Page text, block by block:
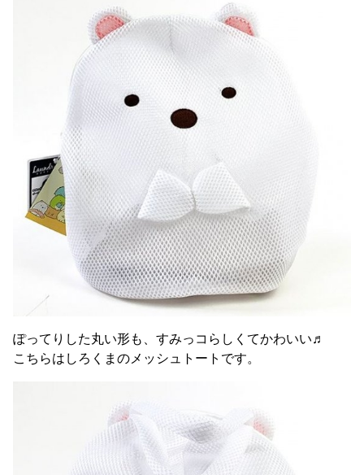
ぽってりした丸い形も、すみっコらしくてかわいい♬
こちらはしろくまのメッシュトートです。